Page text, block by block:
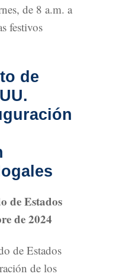
de 8 a.m. a
festivos
de
de Estados
de 2024
de Estados
de los